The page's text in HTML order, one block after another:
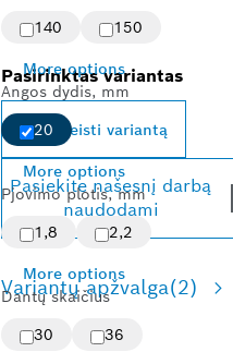
140
150
More options
Angos dydis, mm
20
More options
Pjovimo plotis, mm
1,8
2,2
More options
Dantų skaičius
30
36
Pasirinktas variantas
Keisti variantą
Pasiekite našesnį darbą
naudodami
Variantų apžvalga(2)